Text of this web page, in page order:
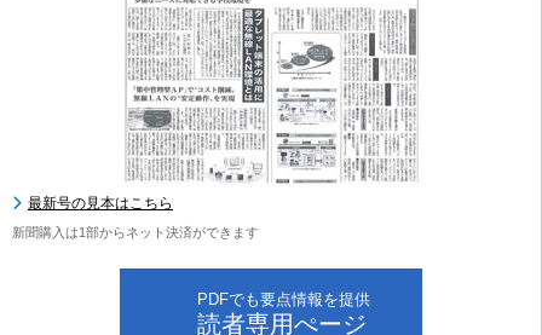
最新号の見本はこちら
新聞購入は1部からネット決済ができます
PDFでも要点情報を提供
読者専用ぺージ